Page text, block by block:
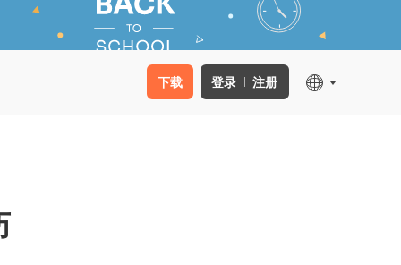
下载 登录 注册